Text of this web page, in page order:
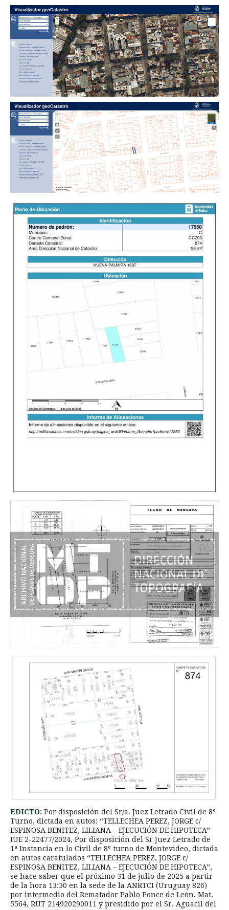
EDICTO: Por disposición del Sr/a. Juez Letrado Civil de 8º
Turno, dictada en autos: “TELLECHEA PEREZ, JORGE c/
ESPINOSA BENITEZ, LILIANA – EJECUCIÓN DE HIPOTECA”
IUE 2-22477/2024, Por disposición del Sr Juez Letrado de
1ª Instancia en lo Civil de 8º turno de Montevideo, dictada
en autos caratulados “TELLECHEA PEREZ, JORGE c/
ESPINOSA BENITEZ, LILIANA – EJECUCIÓN DE HIPOTECA”,
se hace saber que el próximo 31 de julio de 2025 a partir
de la hora 13:30 en la sede de la ANRTCI (Uruguay 826)
por intermedio del Rematador Pablo Ponce de León, Mat.
5564, RUT 214920290011 y presidido por el Sr. Aguacil del